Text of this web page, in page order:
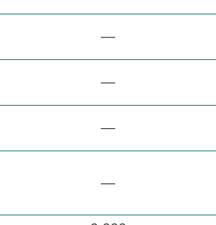
—
—
—
—